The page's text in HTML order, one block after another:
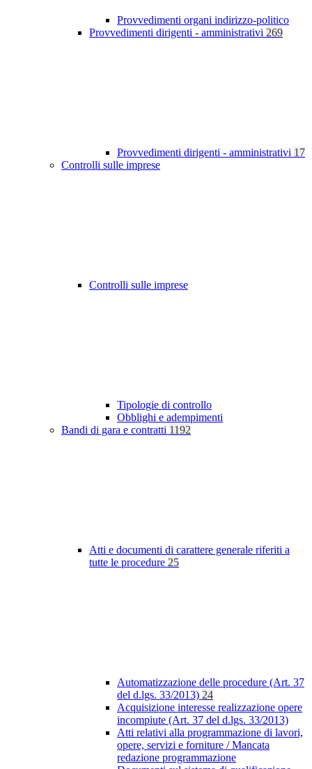
Provvedimenti organi indirizzo-politico
Provvedimenti dirigenti - amministrativi 269
Provvedimenti dirigenti - amministrativi 17
Controlli sulle imprese
Controlli sulle imprese
Tipologie di controllo
Obblighi e adempimenti
Bandi di gara e contratti 1192
Atti e documenti di carattere generale riferiti a
tutte le procedure 25
Automatizzazione delle procedure (Art. 37
del d.lgs. 33/2013) 24
Acquisizione interesse realizzazione opere
incompiute (Art. 37 del d.lgs. 33/2013)
Atti relativi alla programmazione di lavori,
opere, servizi e forniture / Mancata
redazione programmazione